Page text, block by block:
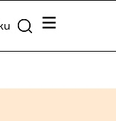
Valikko